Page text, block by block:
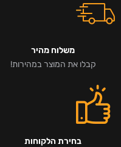
משלוח מהיר
קבלו את המוצר במהירות!
בחירת הלקוחות